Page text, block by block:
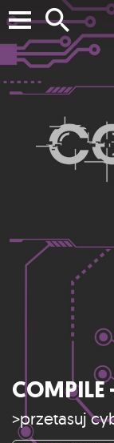
COMPILE
>przetasuj